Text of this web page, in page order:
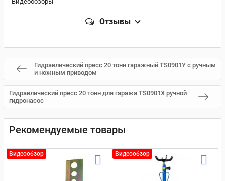
Отзывы
Гидравлический пресс 20 тонн гаражный TS0901Y с ручным
и ножным приводом
Гидравлический пресс 20 тонн для гаража TS0901X ручной
гидронасос
Рекомендуемые товары
Видеообзор Видеообзор